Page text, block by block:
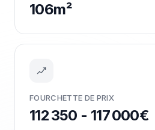
106m²
FOURCHETTE DE PRIX
112 350 - 117 000€